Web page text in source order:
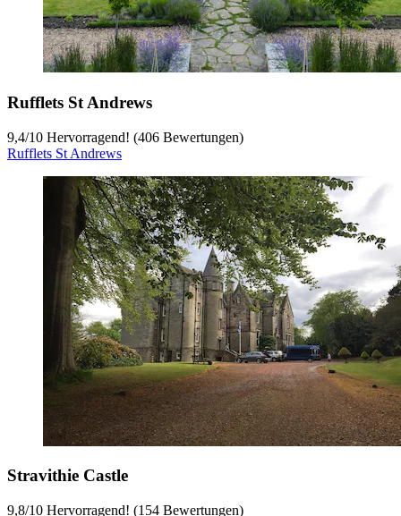
Rufflets St Andrews
9,4/10 Hervorragend! (406 Bewertungen)
Rufflets St Andrews
Stravithie Castle
9,8/10 Hervorragend! (154 Bewertungen)